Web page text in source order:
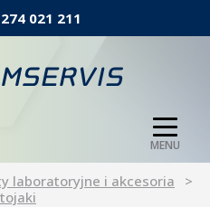
021 211
MENU
laboratoryjne i akcesoria